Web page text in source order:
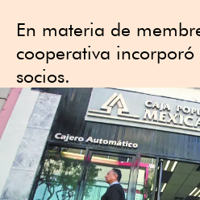
En materia de
cooperativa
socios.